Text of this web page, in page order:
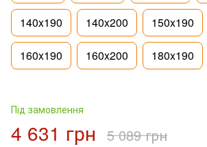
140x190 140x200 150x190
160x190 160x200 180x190
Під замовлення
4 631 грн 5 089 грн